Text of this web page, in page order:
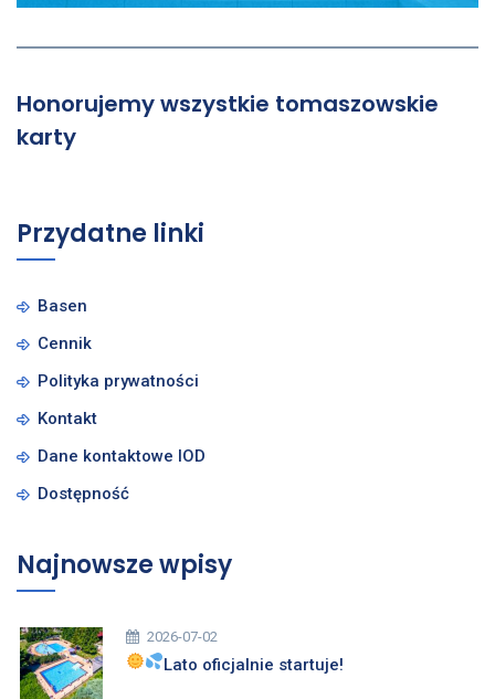
Honorujemy wszystkie tomaszowskie
karty
Przydatne linki
Basen
Cennik
Polityka prywatności
Kontakt
Dane kontaktowe IOD
Dostępność
Najnowsze wpisy
2026-07-02
Lato oficjalnie startuje!